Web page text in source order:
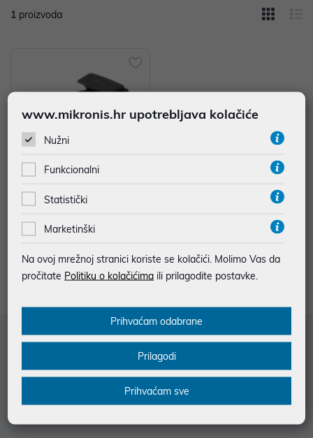
1 proizvoda
Ecovacs robotska kosilica Goat O
999,00 €
Služba za korisnike
www.mikronis.hr upotrebljava kolačiće
Nužni
Funkcionalni
Statistički
Marketinški
Na ovoj mrežnoj stranici koriste se kolačići. Molimo Vas da
pročitate Politiku o kolačićima ili prilagodite postavke.
Prihvaćam odabrane
Prilagodi
Prihvaćam sve